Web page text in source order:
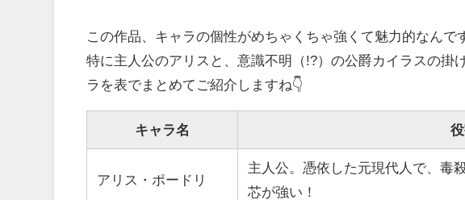
この作品、キャラの個性がめちゃくちゃ強くて魅力的なんで
特に主人公のアリスと、意識不明（!?）の公爵カイラスの
ラを表でまとめてご紹介しますね👇
キャラ名
アリス・ポードリ
主人公。憑依した元現代人で、毒
芯が強い！